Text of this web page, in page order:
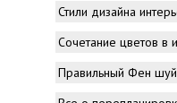
Стили дизайна
Сочетание цветов в
Правильный Фен шуй